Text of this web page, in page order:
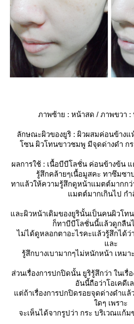
ภาพซ้าย : หน้าสด / ภาพขวา
ลักษณะผิวของยูริ : ผิวผสมค่อนข้าง
ซน ผิวโทนขาวชมพู มีจุดด่างดำ กร
ผลการใช้ : เนื้อบีบีโลชั่น ค่อนข้างข้น แ
รู้สึกคล้ายๆเนื้อมูสคะ ทาซึมซา
ทาแล้วให้ความรู้สึกดูหน้าแมตต์มากก
มตต์มากเกินไป กำ
ละผิวหน้าเดิมของยูรินั้นเป็นคนผิวโท
ก็ทาบีบีโลชั่นนี้แล้วดูกลืน
ไม่ได้ดูหลอกตาอะไรคะแล้วรู้สึกได้ว่
ละ
รู้สึกบางเบามากๆไม่หนักหน้า เหม
ส่วนเรื่องการปกปิดนั้น ยูริรู้สึกว่า ในเรื่
อันนี้ถือว่าโอเคดีเ
ต่ถ้าเรื่องการปกปิดรอยจุดด่างดำแ
ดๆ เพราะ
จะเห็นได้จากรูปว่า กระ บริเวณแก้